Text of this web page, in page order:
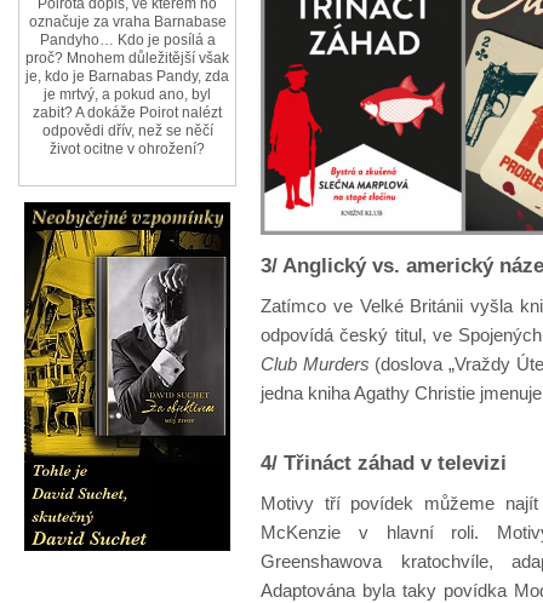
3/ Anglický vs. americký
Zatímco ve Velké Británii vyšla
odpovídá český titul, ve
Club Murders (doslova „Vraždy
jedna kniha Agathy Christie
4/ Třináct záhad v televizi
Motivy tří povídek můžeme
McKenzie v hlavní roli.
Greenshawova kratochvíle,
Adaptována byla taky povídka
Poirota dopis, ve kterém ho
označuje za vraha Barnabase
Pandyho… Kdo je posílá a
proč? Mnohem důležitější však
je, kdo je Barnabas Pandy, zda
je mrtvý, a pokud ano, byl
zabit? A dokáže Poirot nalézt
odpovědi dřív, než se něčí
život ocitne v ohrožení?